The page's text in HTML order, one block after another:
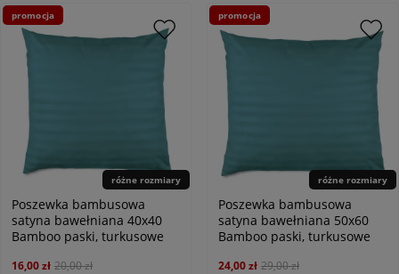
różne rozmiary
Poszewka bambusowa
satyna bawełniana 40x40
Bamboo paski, turkusowe
16,00 zł 20,00 zł
promocja
różne rozmiary
Poszewka bambusowa
satyna bawełniana 50x60
Bamboo paski, turkusowe
24,00 zł 29,00 zł
promocja